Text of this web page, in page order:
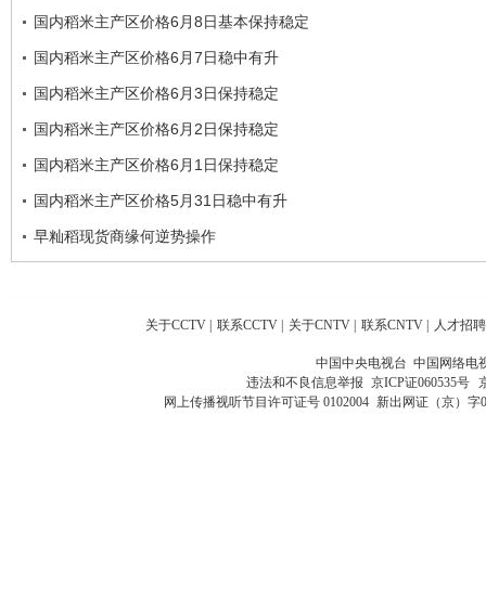
国内稻米主产区价格6月8日基本保持稳定
国内稻米主产区价格6月7日稳中有升
国内稻米主产区价格6月3日保持稳定
国内稻米主产区价格6月2日保持稳定
国内稻米主产区价格6月1日保持稳定
国内稻米主产区价格5月31日稳中有升
早籼稻现货商缘何逆势操作
关于CCTV | 联系CCTV | 关于CNTV | 联系CNTV | 人才招聘
中国中央电视台 中国网络电
违法和不良信息举报 京ICP证060535号
网上传播视听节目许可证号 0102004 新出网证（京）